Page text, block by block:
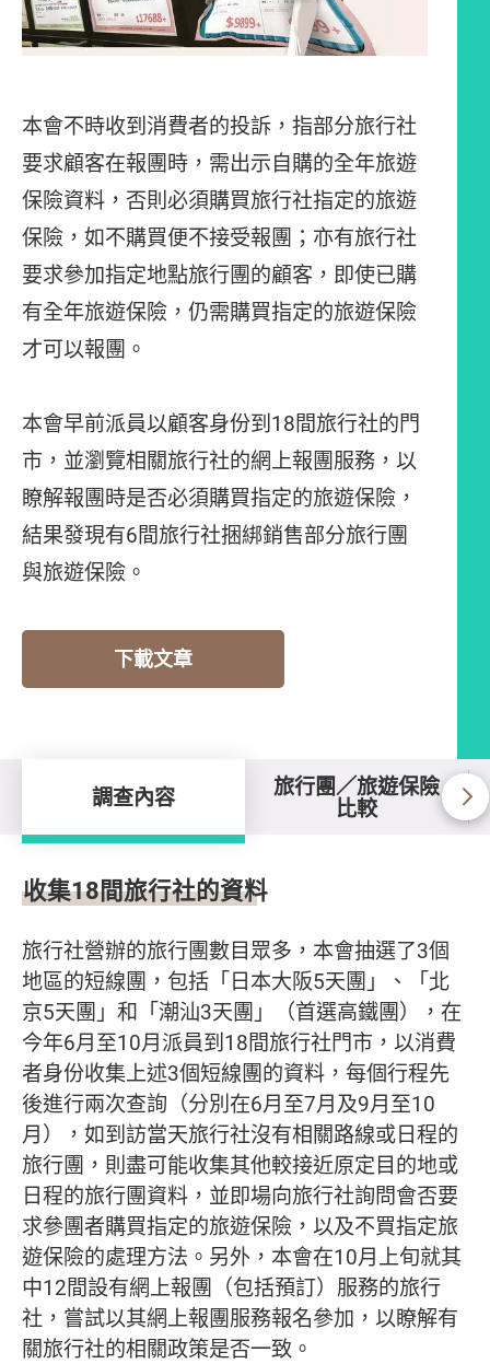
本會不時收到消費者的投訴，指部分旅行社
要求顧客在報團時，需出示自購的全年旅遊
保險資料，否則必須購買旅行社指定的旅遊
保險，如不購買便不接受報團；亦有旅行社
要求參加指定地點旅行團的顧客，即使已購
有全年旅遊保險，仍需購買指定的旅遊保險
才可以報團。
本會早前派員以顧客身份到18間旅行社的門
市，並瀏覽相關旅行社的網上報團服務，以
瞭解報團時是否必須購買指定的旅遊保險，
結果發現有6間旅行社捆綁銷售部分旅行團
與旅遊保險。
下載文章
調查內容 旅行團／旅遊保險
比較
調查內容
收集18間旅行社的資料
旅行社營辦的旅行團數目眾多，本會抽選了3個
地區的短線團，包括「日本大阪5天團」、「北
京5天團」和「潮汕3天團」（首選高鐵團），在
今年6月至10月派員到18間旅行社門市，以消費
者身份收集上述3個短線團的資料，每個行程先
後進行兩次查詢（分別在6月至7月及9月至10
月），如到訪當天旅行社沒有相關路線或日程的
旅行團，則盡可能收集其他較接近原定目的地或
日程的旅行團資料，並即場向旅行社詢問會否要
求參團者購買指定的旅遊保險，以及不買指定旅
遊保險的處理方法。另外，本會在10月上旬就其
中12間設有網上報團（包括預訂）服務的旅行
社，嘗試以其網上報團服務報名參加，以瞭解有
關旅行社的相關政策是否一致。